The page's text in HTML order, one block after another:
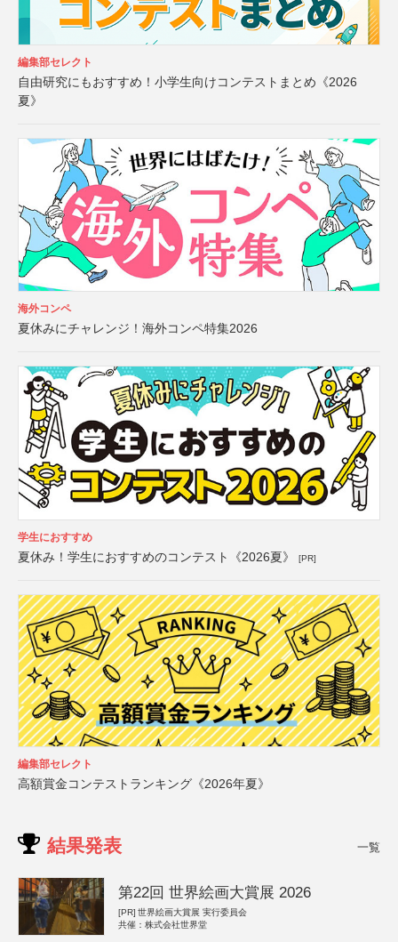
編集部セレクト
自由研究にもおすすめ！小学生向けコンテストまとめ《2026
夏》
海外コンペ
夏休みにチャレンジ！海外コンペ特集2026
学生におすすめ
夏休み！学生におすすめのコンテスト《2026夏》 [PR]
編集部セレクト
高額賞金コンテストランキング《2026年夏》
結果発表 一覧
第22回 世界絵画大賞展 2026
[PR] 世界絵画大賞展 実行委員会
共催：株式会社世界堂